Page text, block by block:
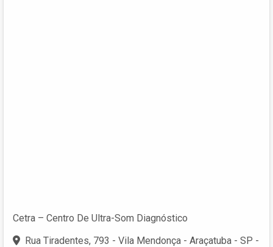
Cetra – Centro De Ultra-Som Diagnóstico
Rua Tiradentes, 793 - Vila Mendonça - Araçatuba - SP -